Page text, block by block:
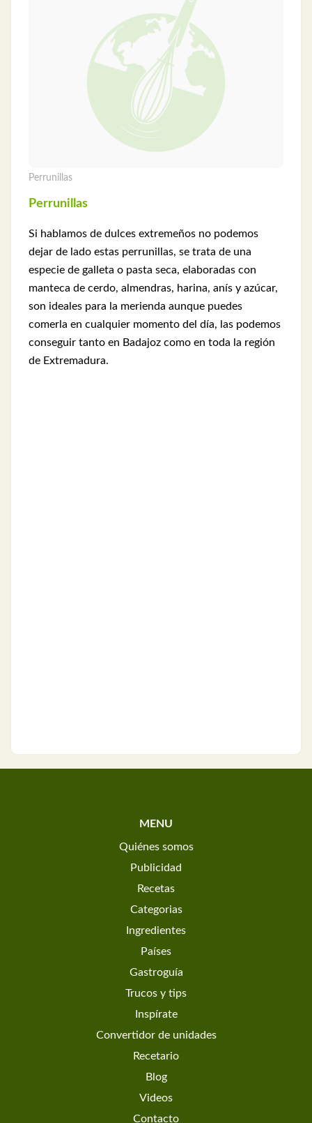
Perrunillas
Perrunillas
Si hablamos de dulces extremeños no podemos
dejar de lado estas perrunillas, se trata de una
especie de galleta o pasta seca, elaboradas con
manteca de cerdo, almendras, harina, anís y azúcar,
son ideales para la merienda aunque puedes
comerla en cualquier momento del día, las podemos
conseguir tanto en Badajoz como en toda la región
de Extremadura.
MENU
Quiénes somos
Publicidad
Recetas
Categorias
Ingredientes
Países
Gastroguía
Trucos y tips
Inspírate
Convertidor de unidades
Recetario
Blog
Videos
Contacto